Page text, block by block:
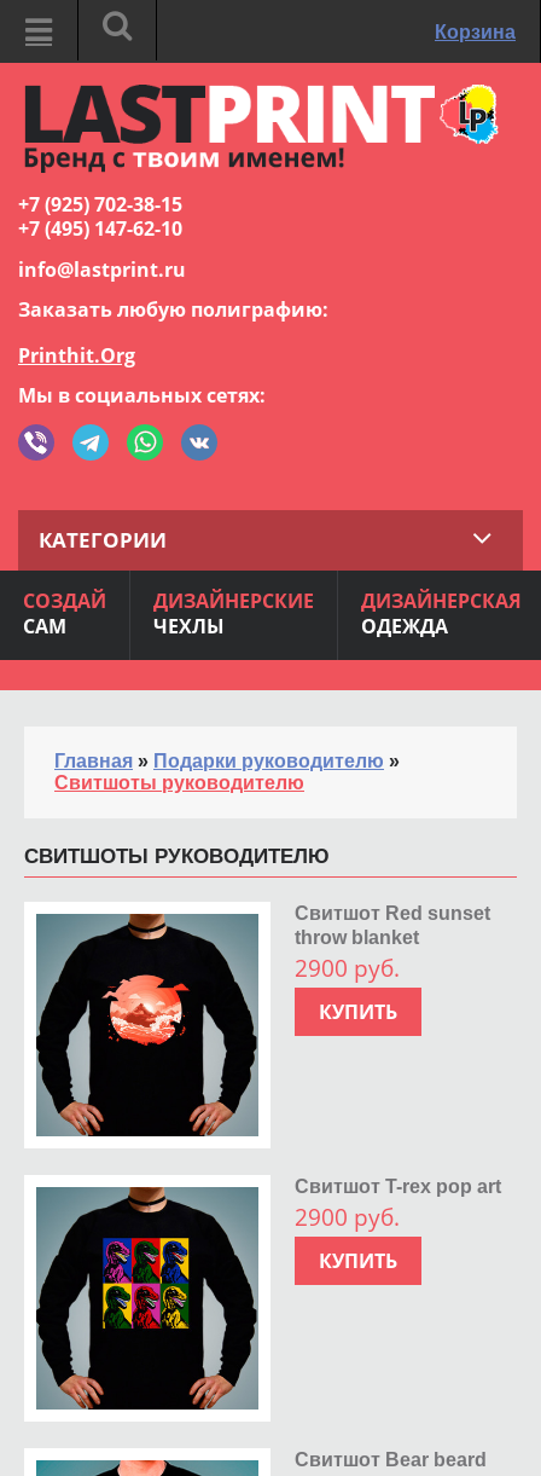
Корзина
+7 (925) 702-38-15
+7 (495) 147-62-10
info@lastprint.ru
Заказать любую полиграфию:
Printhit.Org
Мы в социальных сетях:
КАТЕГОРИИ
СОЗДАЙ
САМ
ДИЗАЙНЕРСКИЕ
ЧЕХЛЫ
ДИЗАЙНЕРСКАЯ
ОДЕЖДА
Главная » Подарки руководителю »
Свитшоты руководителю
СВИТШОТЫ РУКОВОДИТЕЛЮ
Свитшот Red sunset
throw blanket
2900 руб.
КУПИТЬ
Свитшот T-rex pop art
2900 руб.
КУПИТЬ
Свитшот Bear beard